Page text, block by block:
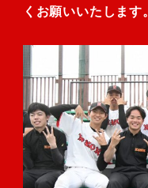
くお願いいたします。